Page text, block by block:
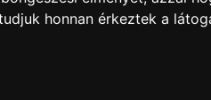
honnan érkeztek a